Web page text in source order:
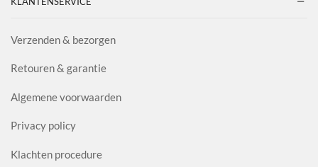
Verzenden & bezorgen
Retouren & garantie
Algemene voorwaarden
Privacy policy
Klachten procedure